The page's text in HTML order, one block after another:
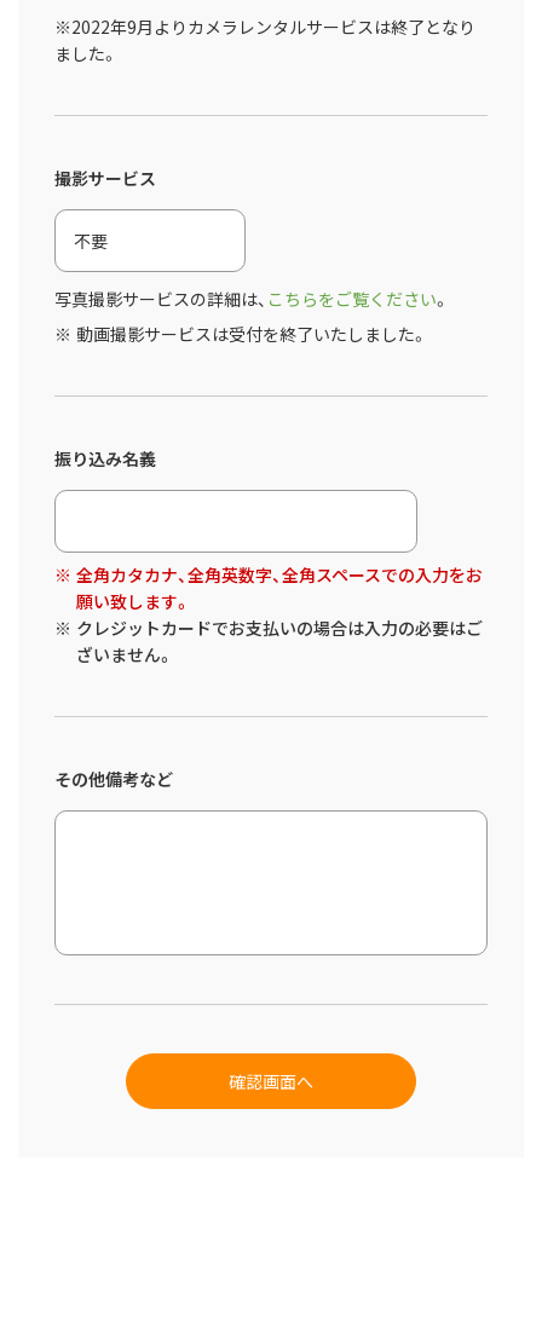
※2022年9月よりカメラレンタルサービスは終了となり
ました。
撮影サービス
写真撮影サービスの詳細は、 こちらをご覧ください。
動画撮影サービスは受付を終了いたしました。
振り込み名義
全角カタカナ、全角英数字、全角スペースでの入力をお
願い致します。
クレジットカードでお支払いの場合は入力の必要はご
ざいません。
その他備考など